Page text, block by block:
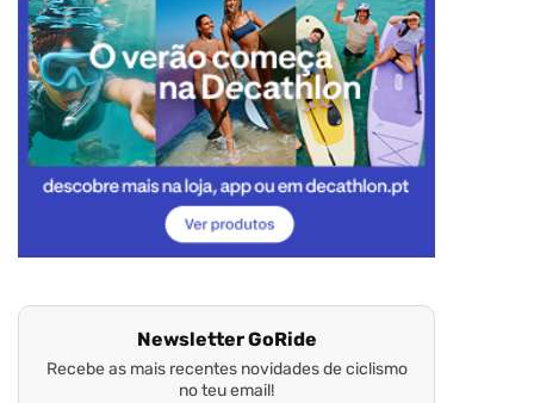
Newsletter GoRide
Recebe as mais recentes novidades de ciclismo
no teu email!